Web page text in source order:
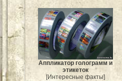
Аппликатор голограмм и
этикеток
[Интересные факты]